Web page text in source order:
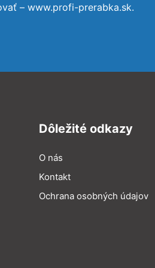
– www.profi-prerabka.sk.
Dôležité odkazy
O nás
Kontakt
Ochrana osobných údajov